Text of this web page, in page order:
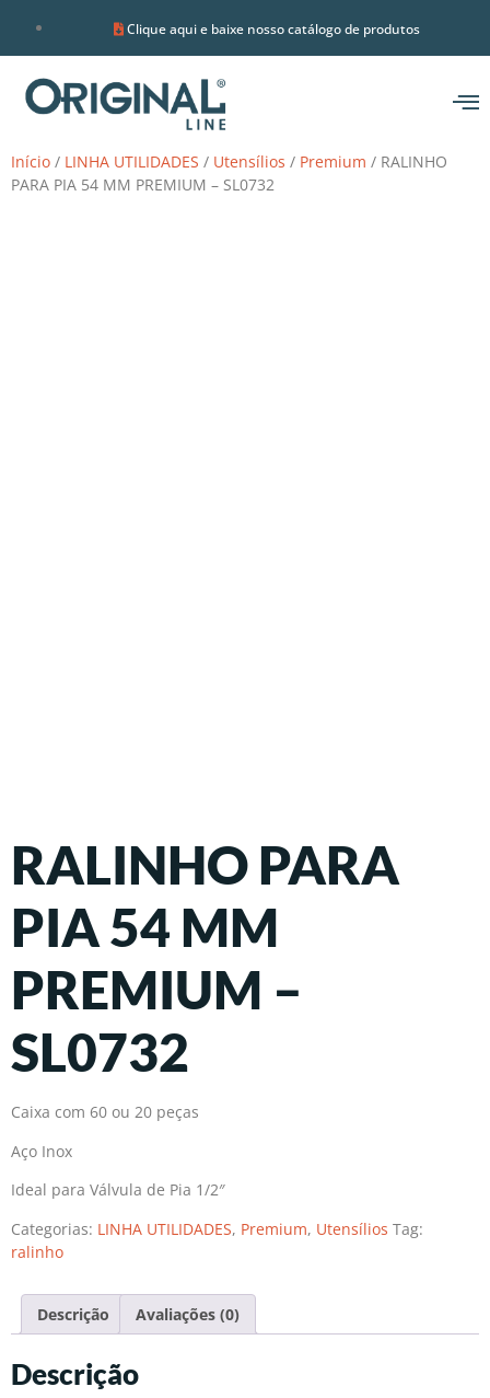
Clique aqui e baixe nosso catálogo de produtos
Início / LINHA UTILIDADES / Utensílios / Premium / RALINHO
PARA PIA 54 MM PREMIUM – SL0732
RALINHO PARA
PIA 54 MM
PREMIUM –
SL0732
Caixa com 60 ou 20 peças
Aço Inox
Ideal para Válvula de Pia 1/2″
Categorias: LINHA UTILIDADES, Premium, Utensílios Tag:
ralinho
Descrição Avaliações (0)
Descrição